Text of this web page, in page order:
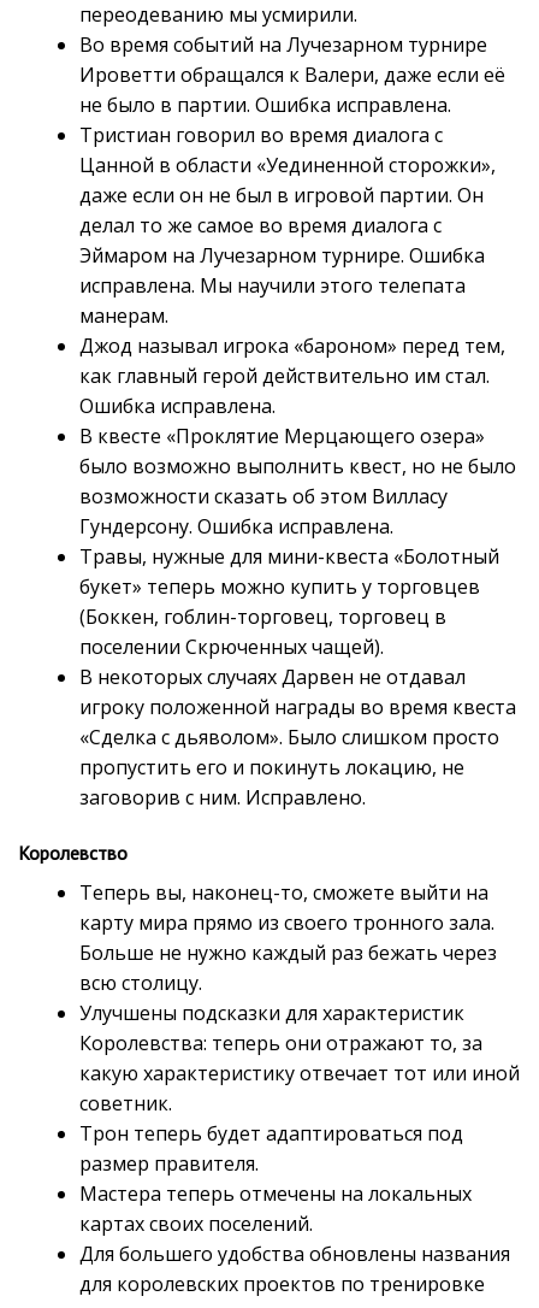
переодеванию мы усмирили.
Во время событий на Лучезарном турнире
Ироветти обращался к Валери, даже если её
не было в партии. Ошибка исправлена.
Тристиан говорил во время диалога с
Цанной в области «Уединенной сторожки»,
даже если он не был в игровой партии. Он
делал то же самое во время диалога с
Эймаром на Лучезарном турнире. Ошибка
исправлена. Мы научили этого телепата
манерам.
Джод называл игрока «бароном» перед тем,
как главный герой действительно им стал.
Ошибка исправлена.
В квесте «Проклятие Мерцающего озера»
было возможно выполнить квест, но не было
возможности сказать об этом Вилласу
Гундерсону. Ошибка исправлена.
Травы, нужные для мини-квеста «Болотный
букет» теперь можно купить у торговцев
(Боккен, гоблин-торговец, торговец в
поселении Скрюченных чащей).
В некоторых случаях Дарвен не отдавал
игроку положенной награды во время квеста
«Сделка с дьяволом». Было слишком просто
пропустить его и покинуть локацию, не
заговорив с ним. Исправлено.
Королевство
Теперь вы, наконец-то, сможете выйти на
карту мира прямо из своего тронного зала.
Больше не нужно каждый раз бежать через
всю столицу.
Улучшены подсказки для характеристик
Королевства: теперь они отражают то, за
какую характеристику отвечает тот или иной
советник.
Трон теперь будет адаптироваться под
размер правителя.
Мастера теперь отмечены на локальных
картах своих поселений.
Для большего удобства обновлены названия
для королевских проектов по тренировке